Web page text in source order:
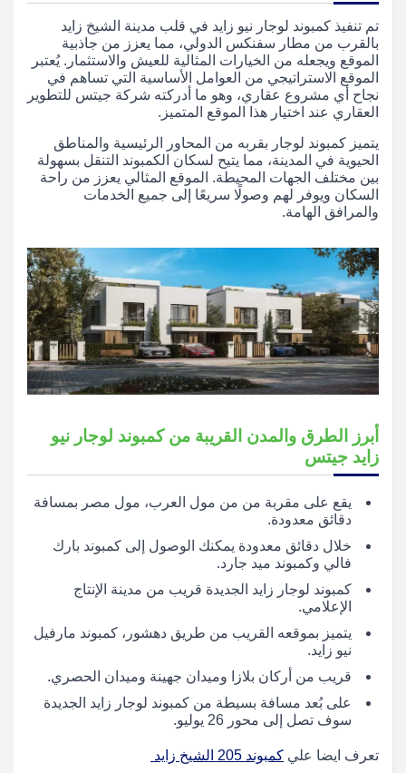
تم تنفيذ كمبوند لوجار نيو زايد في قلب مدينة الشيخ زايد
بالقرب من مطار سفنكس الدولي، مما يعزز من جاذبية
الموقع ويجعله من الخيارات المثالية للعيش والاستثمار. يُعتبر
الموقع الاستراتيجي من العوامل الأساسية التي تساهم في
نجاح أي مشروع عقاري، وهو ما أدركته شركة جيتس للتطوير
العقاري عند اختيار هذا الموقع المتميز.
يتميز كمبوند لوجار بقربه من المحاور الرئيسية والمناطق
الحيوية في المدينة، مما يتيح لسكان الكمبوند التنقل بسهولة
بين مختلف الجهات المحيطة. الموقع المثالي يعزز من راحة
السكان ويوفر لهم وصولًا سريعًا إلى جميع الخدمات
والمرافق الهامة.
أبرز الطرق والمدن القريبة من كمبوند لوجار نيو
زايد جيتس
يقع على مقربة من من مول العرب، مول مصر بمسافة
دقائق معدودة.
خلال دقائق معدودة يمكنك الوصول إلى كمبوند بارك
فالي وكمبوند ميد جارد.
كمبوند لوجار زايد الجديدة قريب من مدينة الإنتاج
الإعلامي.
يتميز بموقعه القريب من طريق دهشور، كمبوند مارفيل
نيو زايد.
قريب من أركان بلازا وميدان جهينة وميدان الحصري.
على بُعد مسافة بسيطة من كمبوند لوجار زايد الجديدة
سوف تصل إلى محور 26 يوليو.
تعرف ايضا علي كمبوند 205 الشيخ زايد